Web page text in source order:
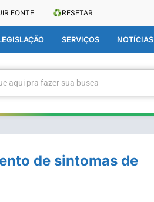
FONTE ♻️RESETAR
SERVIÇOS NOTÍCIAS
aqui pra fazer sua busca
de sintomas de